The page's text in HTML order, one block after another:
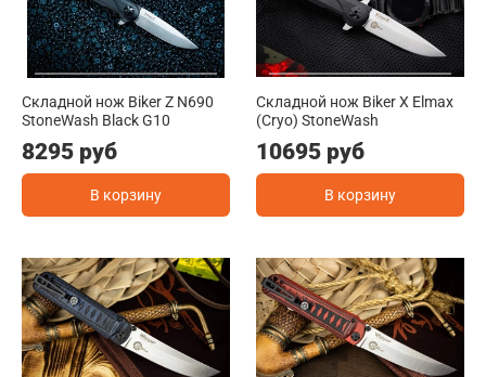
Складной нож Biker Z N690
StoneWash Black G10
8295 руб
В корзину
Складной нож Biker X Elmax
(Cryo) StoneWash
10695 руб
В корзину